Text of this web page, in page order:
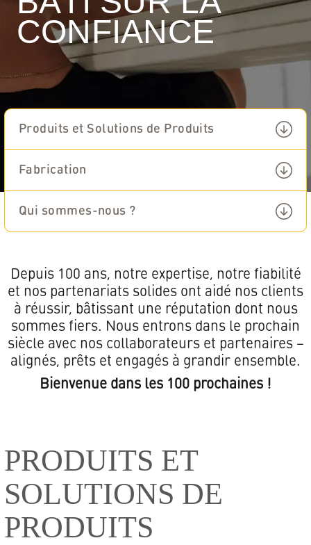
Français
CONFIANCE
Produits et Solutions de Produits
Fabrication
Qui sommes-nous ?
Depuis 100 ans, notre expertise, notre fiabilité
et nos partenariats solides ont aidé nos clients
à réussir, bâtissant une réputation dont nous
sommes fiers. Nous entrons dans le prochain
siècle avec nos collaborateurs et partenaires –
alignés, prêts et engagés à grandir ensemble.
Bienvenue dans les 100 prochaines !
PRODUITS ET
SOLUTIONS DE
PRODUITS